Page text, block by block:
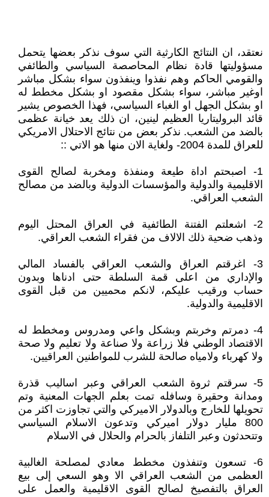
نعتقد، ان النتائج الكارثية التي سوف نذكر بعضها يتحمل
مسؤوليتها قادة نظام المحاصصة السياسي والطائفي
والقومي الحاكم وهم نفذوا وينفذون سواء بشكل مباشر
اوغير مباشر، سواء بشكل مقصود او بشكل مخطط له
او بشكل الجهل او الغباء السياسي، فهذا الخصوص يشير
قائد البروليتاريا العظيم لينين، ان ذلك يعد خيانة عظمى
بالضد من الشعب. نذكر بعض من نتائج الاحتلال الامريكي
للعراق للمدة 2004- ولغاية الان منها هو الاتي ::
1- اصبحتم اداة طيعة ومنفذة ومخربة لصالح القوى
الاقليمية والدولية والمؤسسات الدولية وبالضد من مصالح
الشعب العراقي.
2- اشعلتم الفتنة الطائفية في العراق المحتل اليوم
وذهب ضحية ذلك الالاف من فقراء الشعب العراقي.
3- اغرقتم العراق والشعب العراقي بالفساد المالي
والإداري من اعلى قمة السلطة حتى ادناها وبدون
حساب ورقيب عليكم، لانكم محميين من قبل القوى
الاقليمية والدولية.
4- دمرتم وخربتم وبشكل واعي ومدروس ومخطط له
الاقتصاد الوطني فلا زراعة ولا صناعة ولا تعليم ولا صحة
ولا كهرباء ولامياه صالحة للشرب للمواطنين العراقيين.
5- سرقتم ثروة الشعب العراقي وعبر اساليب قذرة
ومدانة وحقيرة وسافله تمت بعلم الجهات المعنية وتم
تحويلها للخارج وبالدولار الاميركي والتي تجاوزت اكثر من
800 مليار دولار اميركي وتدعون الاسلام السياسي
وتتحدثون وعبر التلفاز بالحرام والحلال في الاسلام
6- تسعون وتنفذون مخطط معادي لمصلحة الغالبية
العظمى من الشعب العراقي الا وهو السعي إلى بيع
العراق بالتفصيخ لصالح القوى الاقليمية والعمل على